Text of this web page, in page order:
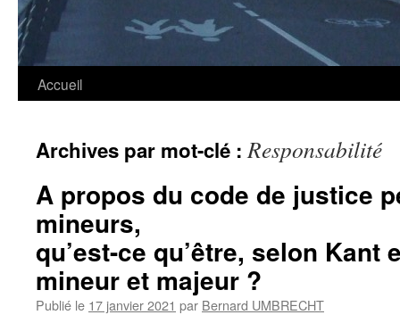
Accueil
Archives par mot-clé :Responsabilité
A propos du code de justice
mineurs,
qu’est-ce qu’être, selon Kant
mineur et majeur ?
Publié le 17 janvier 2021 par Bernard UMBRECHT